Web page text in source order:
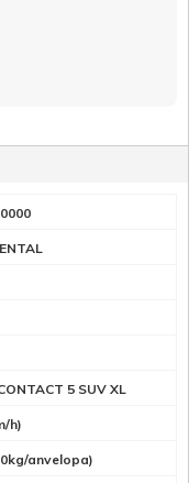
5 SUV XL
h)
anvelopa)